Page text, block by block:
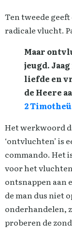
Ten tweede
radicale vlucht.
Maar
jeugd.
liefde en
de Heere
2
Het werkwoord
‘ontvluchten’ is
commando. Het
voor het
ontsnappen aan
de man dus niet
onderhandelen,
proberen de